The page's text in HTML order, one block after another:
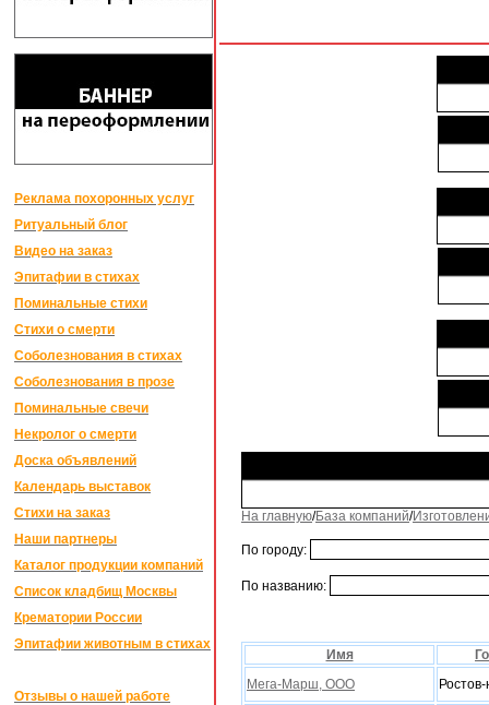
Реклама похоронных услуг
Ритуальный блог
Видео на заказ
Эпитафии в стихах
Поминальные стихи
Стихи о смерти
Соболезнования в стихах
Соболезнования в прозе
Поминальные свечи
Некролог о смерти
Доска объявлений
Календарь выставок
Стихи на заказ
Наши партнеры
Каталог продукции компаний
Список кладбищ Москвы
Крематории России
Эпитафии животным в стихах
Отзывы о нашей работе
На главную/База компаний/
По городу:
По названию:
Имя
Мега-Марш, ООО